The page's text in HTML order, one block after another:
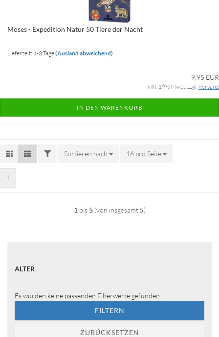
Moses - Expedition Natur 50 Tiere der Nacht
Lieferzeit: 1-3 Tage(Ausland abweichend)
9,95 EUR
inkl. 19% MwSt. zzgl.Versand
IN DEN WARENKORB
FILTERSortieren nach
Sortieren nach 16 pro Seite
pro Seite
1
1 bis5(von insgesamt5)
ALTER
ALTER
Es wurden keine passenden Filterwerte gefunden.
FILTERN
ZURÜCKSETZEN